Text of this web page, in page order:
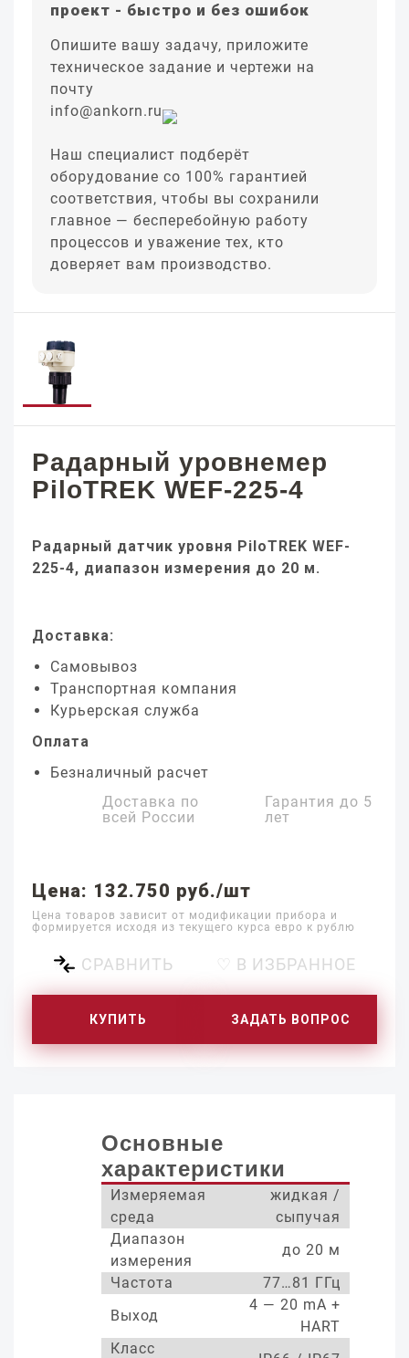
проект - быстро и без ошибок
Опишите вашу задачу, приложите
техническое задание и чертежи на
почту
info@ankorn.ru
Наш специалист подберёт
оборудование со 100% гарантией
соответствия, чтобы вы сохранили
главное — бесперебойную работу
процессов и уважение тех, кто
доверяет вам производство.
Радарный уровнемер
PiloTREK WEF-225-4
Радарный датчик уровня PiloTREK WEF-
225-4, диапазон измерения до 20 м.
Доставка:
Самовывоз
Транспортная компания
Курьерская служба
Оплата
Безналичный расчет
Доставка по
всей России
Гарантия до 5
лет
Цена: 132.750 руб./шт
Цена товаров зависит от модификации прибора и
формируется исходя из текущего курса евро к рублю
СРАВНИТЬ ♡ В ИЗБРАННОЕ
КУПИТЬ ЗАДАТЬ ВОПРОС
Основные
характеристики
Измеряемая
среда
жидкая /
сыпучая
Диапазон
измерения
до 20 м
Частота
77…81 ГГц
Выход
4 — 20 mA +
HART
Класс